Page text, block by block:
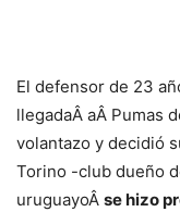
El defensor de 23
llegadaÂ aÂ Pumas
volantazo y decidió
Torino -club dueño
uruguayoÂ se hizo